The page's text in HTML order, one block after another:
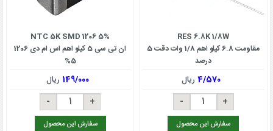
RES 6.8K 1/8W
مقاومت 6.8 کیلو اهم 1/8 وات دقت 5
درصد
4/570 ریال
سفارش این محصول
NTC 5K SMD 1206 5%
ان تی سی 5 کیلو اهم اس ام دی 1206
5%
149/000 ریال
سفارش این محصول